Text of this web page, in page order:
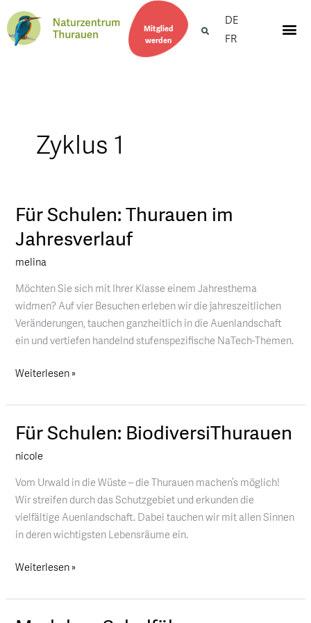
Mitglied
werden
DE
FR
Zyklus 1
Für Schulen: Thurauen im
Jahresverlauf
melina
Möchten Sie sich mit Ihrer Klasse einem Jahresthema
widmen? Auf vier Besuchen erleben wir die jahreszeitlichen
Veränderungen, tauchen ganzheitlich in die Auenlandschaft
ein und vertiefen handelnd stufenspezifische NaTech-Themen.
Für
Thurauen
im
Weiterlesen »
Für Schulen: BiodiversiThurauen
nicole
Vom Urwald in die Wüste – die Thurauen machen’s möglich!
Wir streifen durch das Schutzgebiet und erkunden die
vielfältige Auenlandschaft. Dabei tauchen wir mit allen Sinnen
in deren wichtigsten Lebensräume ein.
Für
BiodiversiThurauen
Weiterlesen »